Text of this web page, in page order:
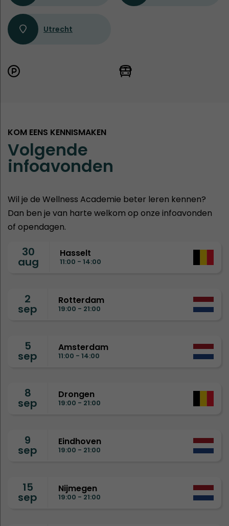
Utrecht
KOM EENS KENNISMAKEN
Volgende
infoavonden
Wil je de Wellness Academie beter leren kennen?
Dan ben je van harte welkom op onze infoavonden
of opendagen.
30
aug
Hasselt
11:00 - 14:00
2
sep
Rotterdam
19:00 - 21:00
5
sep
Amsterdam
11:00 - 14:00
8
sep
Drongen
19:00 - 21:00
9
sep
Eindhoven
19:00 - 21:00
15
sep
Nijmegen
19:00 - 21:00